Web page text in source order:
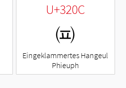
U+320C
㈌
Eingeklammertes Hangeul
Phieuph